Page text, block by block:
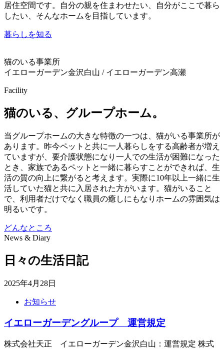
居住空間です。自分の親を住まわせたい、自分がここで暮ら
したい、そんなホームを目指しています。
暮らしを知る
猫のいる事業所
イエローガーデン金沢白山 / イエローガーデン高瀬
Facility
猫のいる、 グループホーム。
当グループホームの大きな特徴の一つは、猫がいる事業所が
あります。昨今ペットと共に一人暮らしをする高齢者が増え
ていますが、要介護状態になり一人での生活が困難になった
とき、家族であるペットと一緒に暮らすことができれば、生
活の質の向上に繋がると考えます。実際に10年以上一緒に生
活していた猫と共に入居された方がいます。猫がいること
で、利用者だけでなく職員の癒しにもなりホームの雰囲気は
明るいです。
どんなところ
News & Diary
日々の生活日記
2025年4月28日
お知らせ
イエローガーデングループ 運営規定
株式会社天正 イエローガーデン金沢白山：運営規定 株式